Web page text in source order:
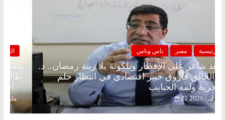
الرئيسية مصر ناس وناس
مقعد شاغر على الإفطار وبلكونة بلا زينة رمضان.. د.
عبدالخالق فاروق خبير اقتصادي في انتظار حلم
الحرية ولمة الحبايب
22 فبراير، 2026